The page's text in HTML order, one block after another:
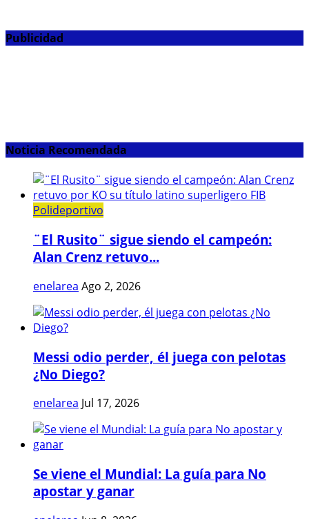
Publicidad
Noticia Recomendada
Polideportivo
¨El Rusito¨ sigue siendo el campeón:
Alan Crenz retuvo...
enelarea Ago 2, 2026
Messi odio perder, él juega con pelotas
¿No Diego?
enelarea Jul 17, 2026
Se viene el Mundial: La guía para No
apostar y ganar